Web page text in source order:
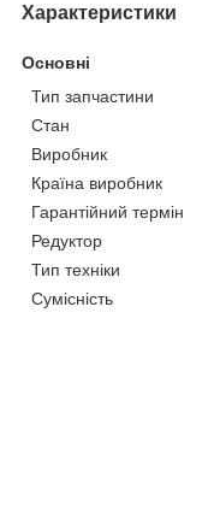
Характеристики
Основні
Тип запчастини
Стан
Виробник
Країна виробник
Гарантійний термін
Редуктор
Тип техніки
Сумісність